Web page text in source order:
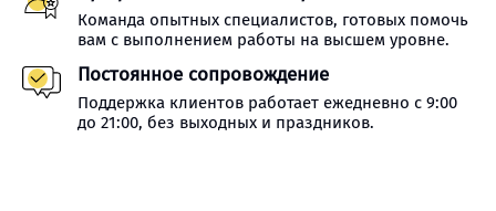
Команда опытных специалистов, готовых помочь
вам с выполнением работы на высшем уровне.
Постоянное сопровождение
Поддержка клиентов работает ежедневно с 9:00
до 21:00, без выходных и праздников.